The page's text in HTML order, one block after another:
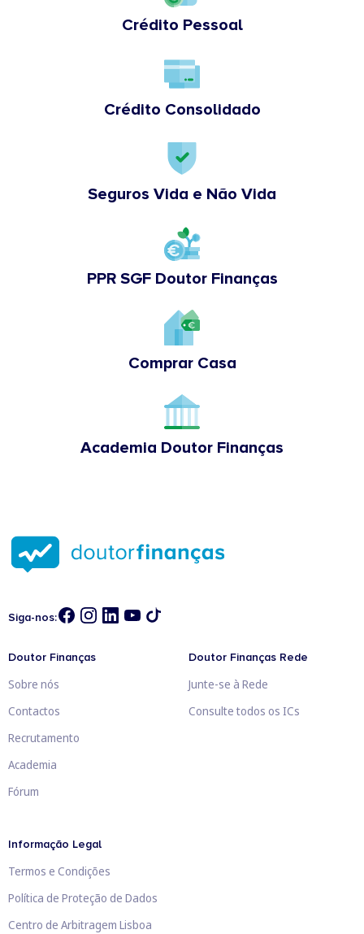
Crédito Pessoal
Crédito Consolidado
Seguros Vida e Não Vida
PPR SGF Doutor Finanças
Comprar Casa
Academia Doutor Finanças
Siga-nos:
Doutor Finanças
Sobre nós
Contactos
Recrutamento
Academia
Fórum
Doutor Finanças Rede
Junte-se à Rede
Consulte todos os ICs
Informação Legal
Termos e Condições
Política de Proteção de Dados
Centro de Arbitragem Lisboa